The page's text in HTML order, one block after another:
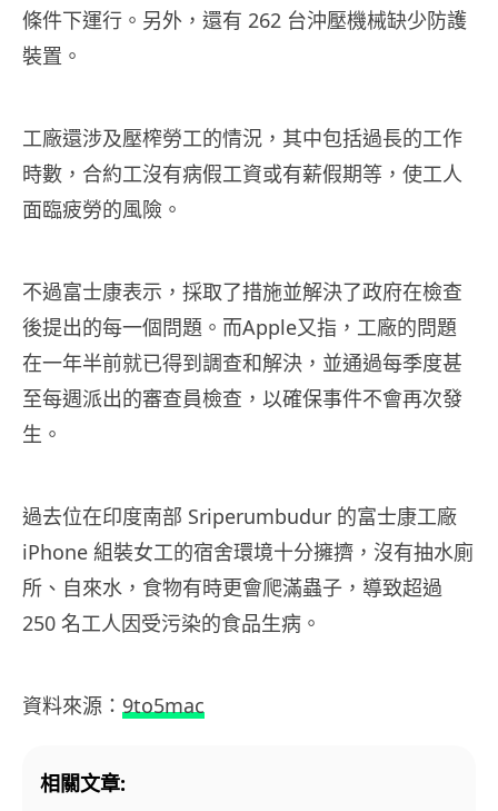
條件下運行。另外，還有 262 台沖壓機械缺少防護
裝置。
工廠還涉及壓榨勞工的情況，其中包括過長的工作
時數，合約工沒有病假工資或有薪假期等，使工人
面臨疲勞的風險。
不過富士康表示，採取了措施並解決了政府在檢查
後提出的每一個問題。而Apple又指，工廠的問題
在一年半前就已得到調查和解決，並通過每季度甚
至每週派出的審查員檢查，以確保事件不會再次發
生。
過去位在印度南部 Sriperumbudur 的富士康工廠
iPhone 組裝女工的宿舍環境十分擁擠，沒有抽水廁
所、自來水，食物有時更會爬滿蟲子，導致超過
250 名工人因受污染的食品生病。
資料來源： 9to5mac
相關文章: